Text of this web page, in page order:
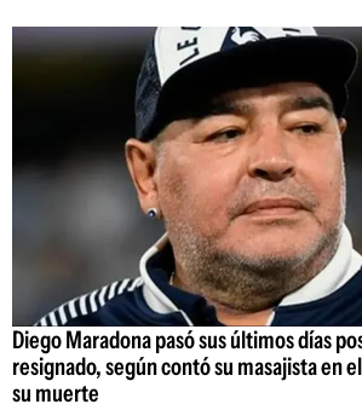
Diego Maradona pasó sus últimos días
resignado, según contó su masajista en
su muerte